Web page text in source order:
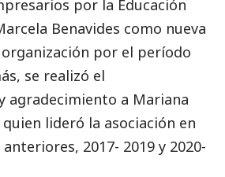
por la Educación
Benavides como nueva
por el período
se realizó el
agradecimiento a Mariana
quien lideró la asociación en
2017- 2019 y 2020-